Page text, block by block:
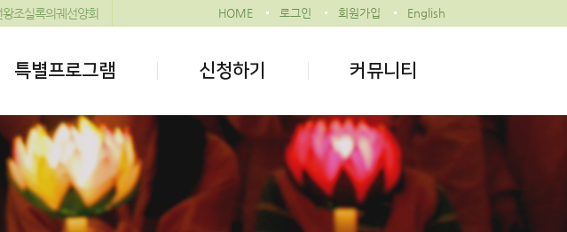
왕조실록의궤선양회 HOME 로그인 회원가입 English
특별프로그램 신청하기 커뮤니티